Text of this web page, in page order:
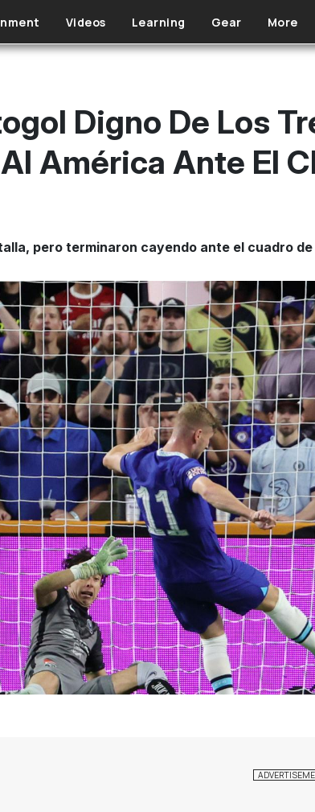
Videos Learning Gear More
Digno De Los
América Ante El
pero terminaron cayendo ante el cuadro de